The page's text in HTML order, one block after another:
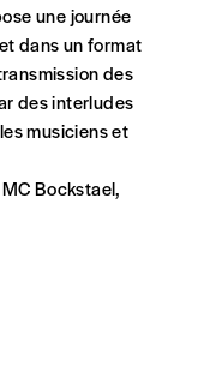
une journée
dans un format
des
des interludes
musiciens et
Bockstael,